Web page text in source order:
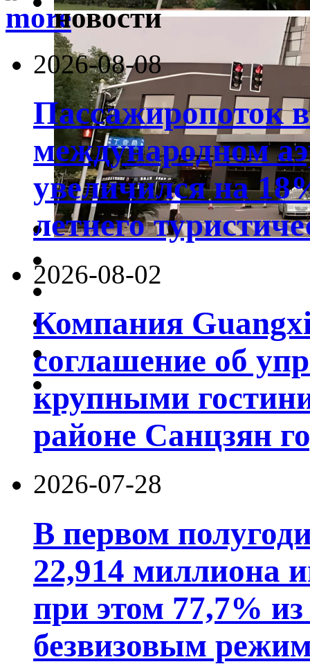
новости
2026-08-08
Пассажиропоток
международном
увеличился на
летнего
2026-08-02
Компания
соглашение об
крупными
районе Санцзян
2026-07-28
В первом
22,914 миллиона
при этом 77,7%
безвизовым